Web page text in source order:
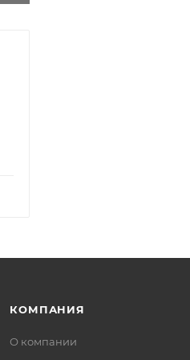
КОМПАНИЯ
О компании